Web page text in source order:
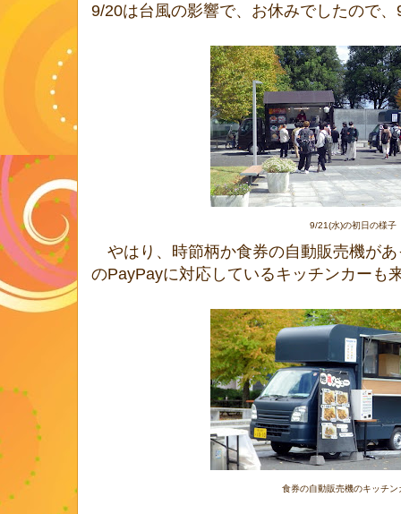
9/20は台風の影響で、お休みでしたので
9/21(水)の初日の様子
やはり、時節柄か食券の自動販売機が
のPayPayに対応しているキッチンカーも
食券の自動販売機のキッチン